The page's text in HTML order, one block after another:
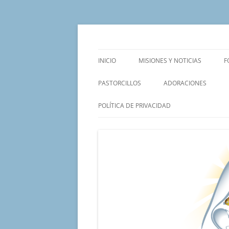
Saltar
INICIO MISIONES Y NOTICIAS
PASTORCILLOS ADORACIONES
POLÍTICA DE PRIVACIDAD